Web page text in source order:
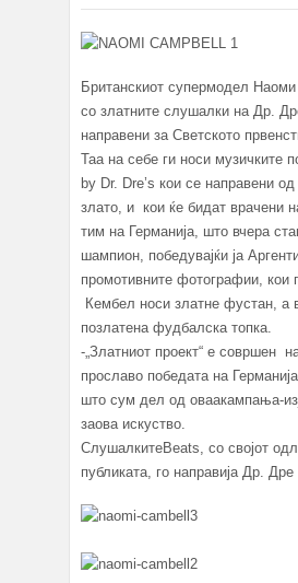
Британскиот супермодел
со златните слушалки на Др.
направени за Светското
Таа на себе ги носи музичките
by Dr. Dre’s кои се направени
злато, и кои ќе бидат врачени
тим на Германија, што вчера
шампион, победувајќи ја
промотивните фотографии, кои
Кембел носи златне фустан, а
позлатена фудбалска топка.
-„Златниот проект“ е совршен
прославо победата на
што сум дел од оваакампања-
заова искуство.
СлушалкитеBeats, со својот
публиката, го направија Др. Дре